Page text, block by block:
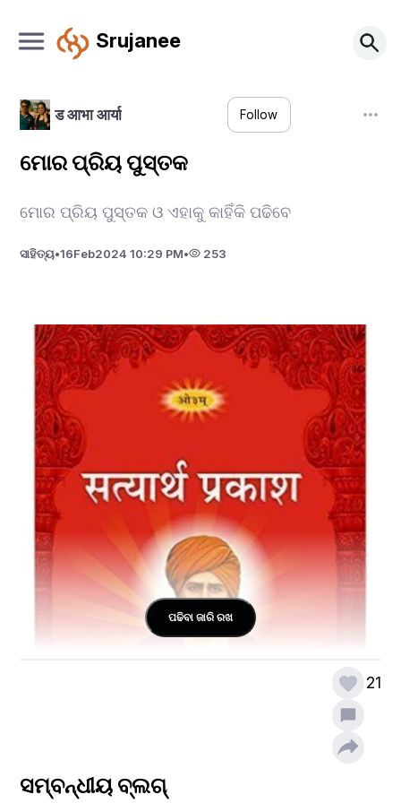
Srujanee
ड आभा आर्या Follow
ମୋର ପ୍ରିୟ ପୁସ୍ତକ
ମୋର ପ୍ରିୟ ପୁସ୍ତକ ଓ ଏହାକୁ କାହିଁକି ପଢିବେ
ସାହିତ୍ୟ•16Feb2024 10:29 PM• 253
ପଢିବା ଜାରି ରଖ
21
ସମ୍ବନ୍ଧୀୟ ବ୍ଲଗ୍